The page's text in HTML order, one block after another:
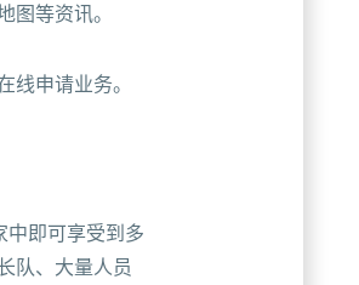
等资讯。
申请业务。
中即可享受到多
队、大量人员